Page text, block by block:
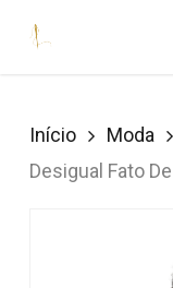
Início Moda
Desigual Fato